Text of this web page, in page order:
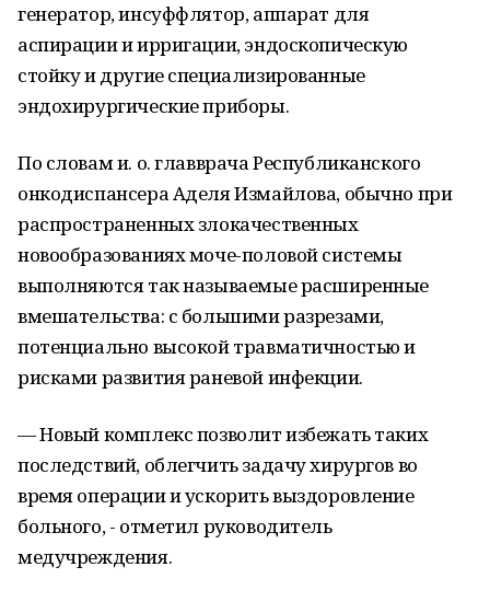
генератор, инсуффлятор, аппарат для
аспирации и ирригации, эндоскопическую
стойку и другие специализированные
эндохирургические приборы.
По словам и. о. главврача Республиканского
онкодиспансера Аделя Измайлова, обычно при
распространенных злокачественных
новообразованиях моче-половой системы
выполняются так называемые расширенные
вмешательства: с большими разрезами,
потенциально высокой травматичностью и
рисками развития раневой инфекции.
— Новый комплекс позволит избежать таких
последствий, облегчить задачу хирургов во
время операции и ускорить выздоровление
больного, - отметил руководитель
медучреждения.